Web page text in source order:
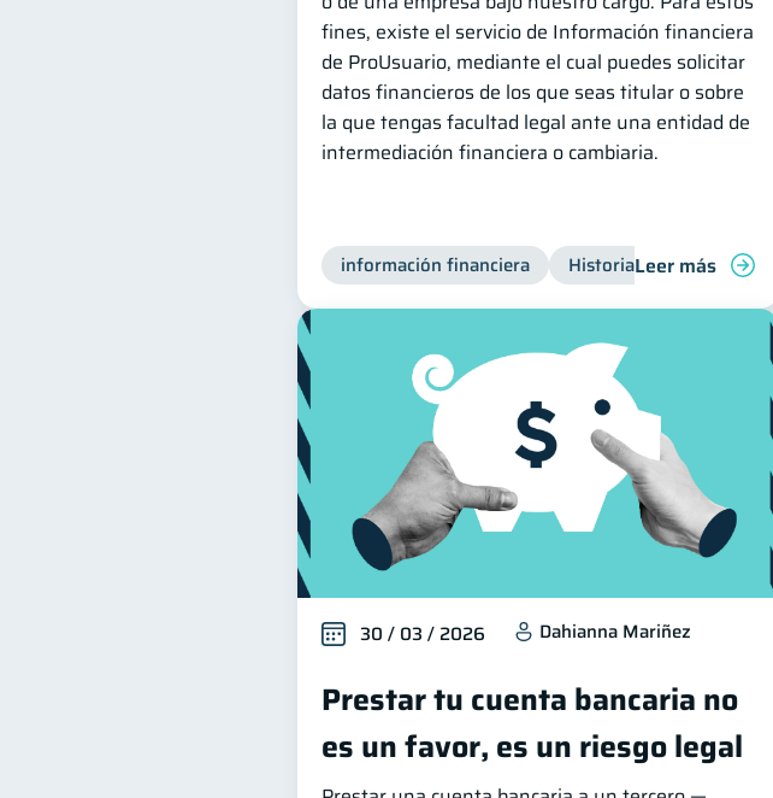
fines, existe el servicio de Información financiera
de ProUsuario, mediante el cual puedes solicitar
datos financieros de los que seas titular o sobre
la que tengas facultad legal ante una entidad de
intermediación financiera o cambiaria.
información financiera Historial crediticio
Leer más
30 / 03 / 2026 Dahianna Mariñez
Prestar tu cuenta bancaria no
es un favor, es un riesgo legal